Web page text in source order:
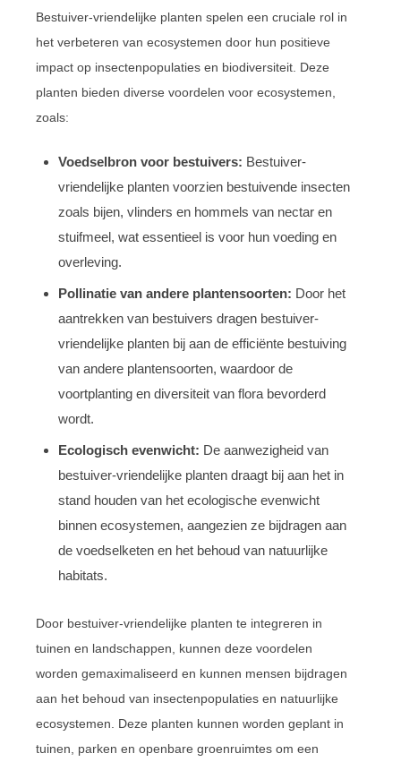
Bestuiver-vriendelijke planten spelen een cruciale rol in
het verbeteren van ecosystemen door hun positieve
impact op insectenpopulaties en biodiversiteit. Deze
planten bieden diverse voordelen voor ecosystemen,
zoals:
Voedselbron voor bestuivers: Bestuiver-
vriendelijke planten voorzien bestuivende insecten
zoals bijen, vlinders en hommels van nectar en
stuifmeel, wat essentieel is voor hun voeding en
overleving.
Pollinatie van andere plantensoorten: Door het
aantrekken van bestuivers dragen bestuiver-
vriendelijke planten bij aan de efficiënte bestuiving
van andere plantensoorten, waardoor de
voortplanting en diversiteit van flora bevorderd
wordt.
Ecologisch evenwicht: De aanwezigheid van
bestuiver-vriendelijke planten draagt bij aan het in
stand houden van het ecologische evenwicht
binnen ecosystemen, aangezien ze bijdragen aan
de voedselketen en het behoud van natuurlijke
habitats.
Door bestuiver-vriendelijke planten te integreren in
tuinen en landschappen, kunnen deze voordelen
worden gemaximaliseerd en kunnen mensen bijdragen
aan het behoud van insectenpopulaties en natuurlijke
ecosystemen. Deze planten kunnen worden geplant in
tuinen, parken en openbare groenruimtes om een